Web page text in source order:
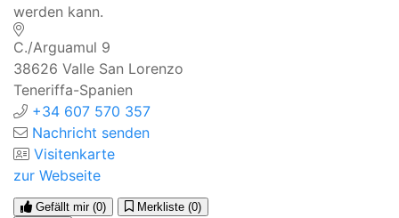
werden kann.
C./Arguamul 9
38626 Valle San Lorenzo
Teneriffa-Spanien
+34 607 570 357
Nachricht senden
Visitenkarte
zur Webseite
Gefällt mir (0) Merkliste (0)